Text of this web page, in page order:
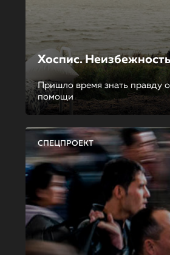
Хоспис.
Пришло время знать правду
помощи
СПЕЦПРОЕКТ